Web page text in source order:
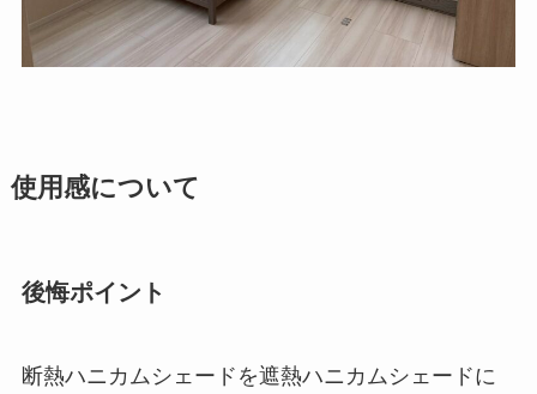
使用感について
後悔ポイント
断熱ハニカムシェードを遮熱ハニカムシェードに